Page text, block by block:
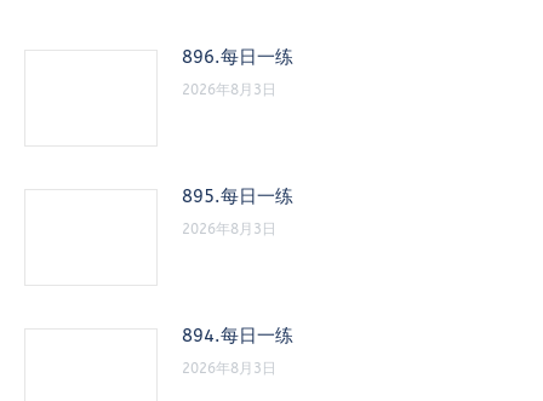
896.每日一练
2026年8月3日
895.每日一练
2026年8月3日
894.每日一练
2026年8月3日